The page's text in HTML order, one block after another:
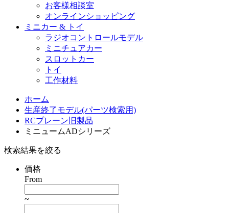
お客様相談室
オンラインショッピング
ミニカー & トイ
ラジオコントロールモデル
ミニチュアカー
スロットカー
トイ
工作材料
ホーム
生産終了モデル(パーツ検索用)
RCプレーン旧製品
ミニュームADシリーズ
検索結果を絞る
価格
From
~